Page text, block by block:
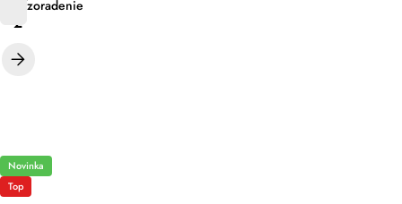
2
zoradenie
Novinka
Top